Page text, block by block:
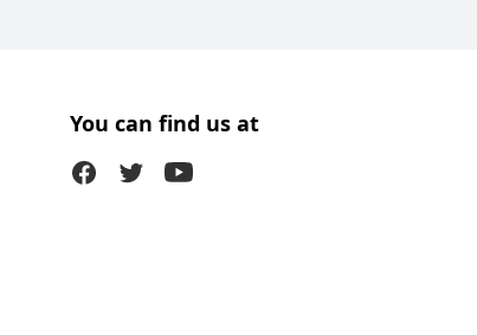
You can find us at
FacebookTwitter (X)Youtube